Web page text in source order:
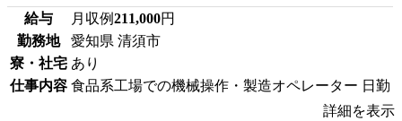
給与 月収例211,000円
勤務地
愛知県 清須市
寮・社宅 あり
仕事内容 食品系工場での機械操作・製造オペレーター 日勤
詳細を表示